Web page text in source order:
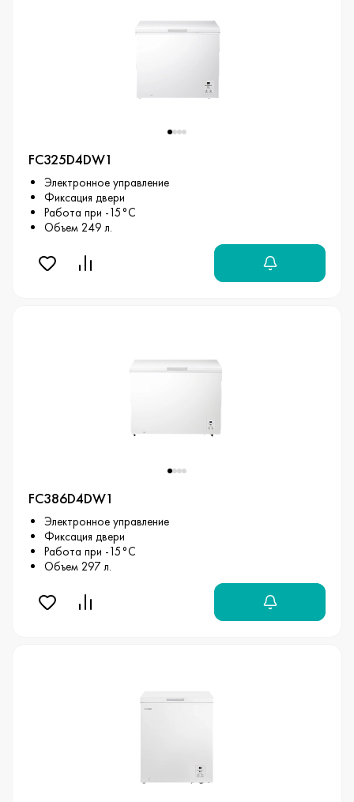
FC325D4DW1
Электронное управление
Фиксация двери
Работа при -15°С
Объем 249 л.
FC386D4DW1
Электронное управление
Фиксация двери
Работа при -15°С
Объем 297 л.